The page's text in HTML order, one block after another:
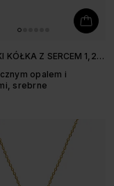
KÓŁKA Z SERCEM 1,2
opalem i
srebrne